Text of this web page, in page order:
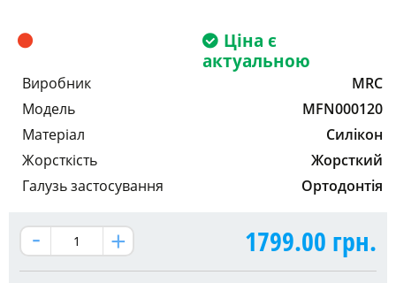
Ціна є
актуальною
Виробник
MRC
Модель
MFN000120
Матеріал
Силікон
Жорсткість
Жорсткий
Галузь застосування
Ортодонтія
1799.00 грн.